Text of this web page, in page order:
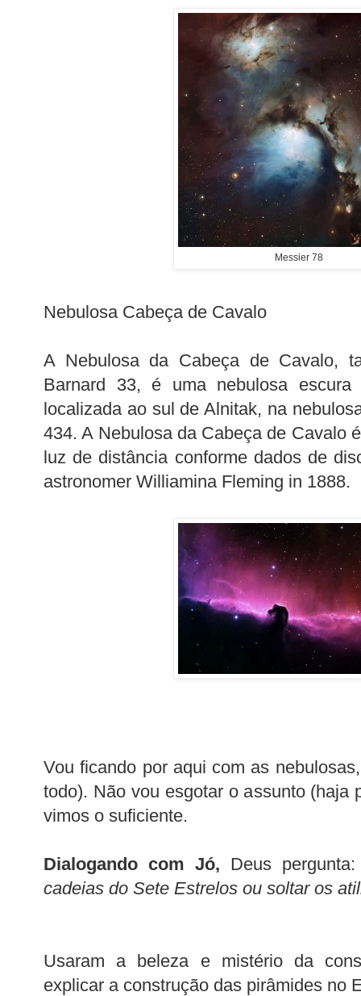
Messier 78
Nebulosa Cabeça de Cavalo
A Nebulosa da Cabeça de Cavalo,
Barnard 33, é uma nebulosa
localizada ao sul de Alnitak, na
434. A Nebulosa da Cabeça de Cavalo
luz de distância conforme dados de
astronomer Williamina Fleming in 1888.
Vou ficando por aqui com as
todo). Não vou esgotar o assunto (haja
vimos o suficiente.
Dialogando com Jó, Deus pergunta:
cadeias do Sete Estrelos ou soltar os
Usaram a beleza e mistério da
explicar a construção das pirâmides no